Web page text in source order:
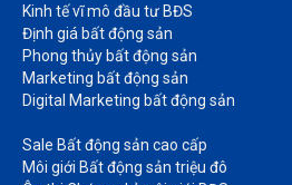
Kinh tế vĩ mô đầu tư BĐS​
Định giá bất động sản​
Phong thủy bất động sản​
Marketing bất động sản​
Digital Marketing bất động sản​
Sale Bất động sản cao cấp​
Môi giới Bất động sản triệu đô​